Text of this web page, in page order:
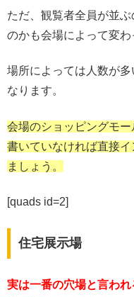
ただ、観覧者全員が並
のかも会場によって変
場所によっては人数が
なります。
会場のショッピングモー
書いていなければ直接
ましょう。
[quads id=2]
住宅展示場
実は一番の穴場と言われ